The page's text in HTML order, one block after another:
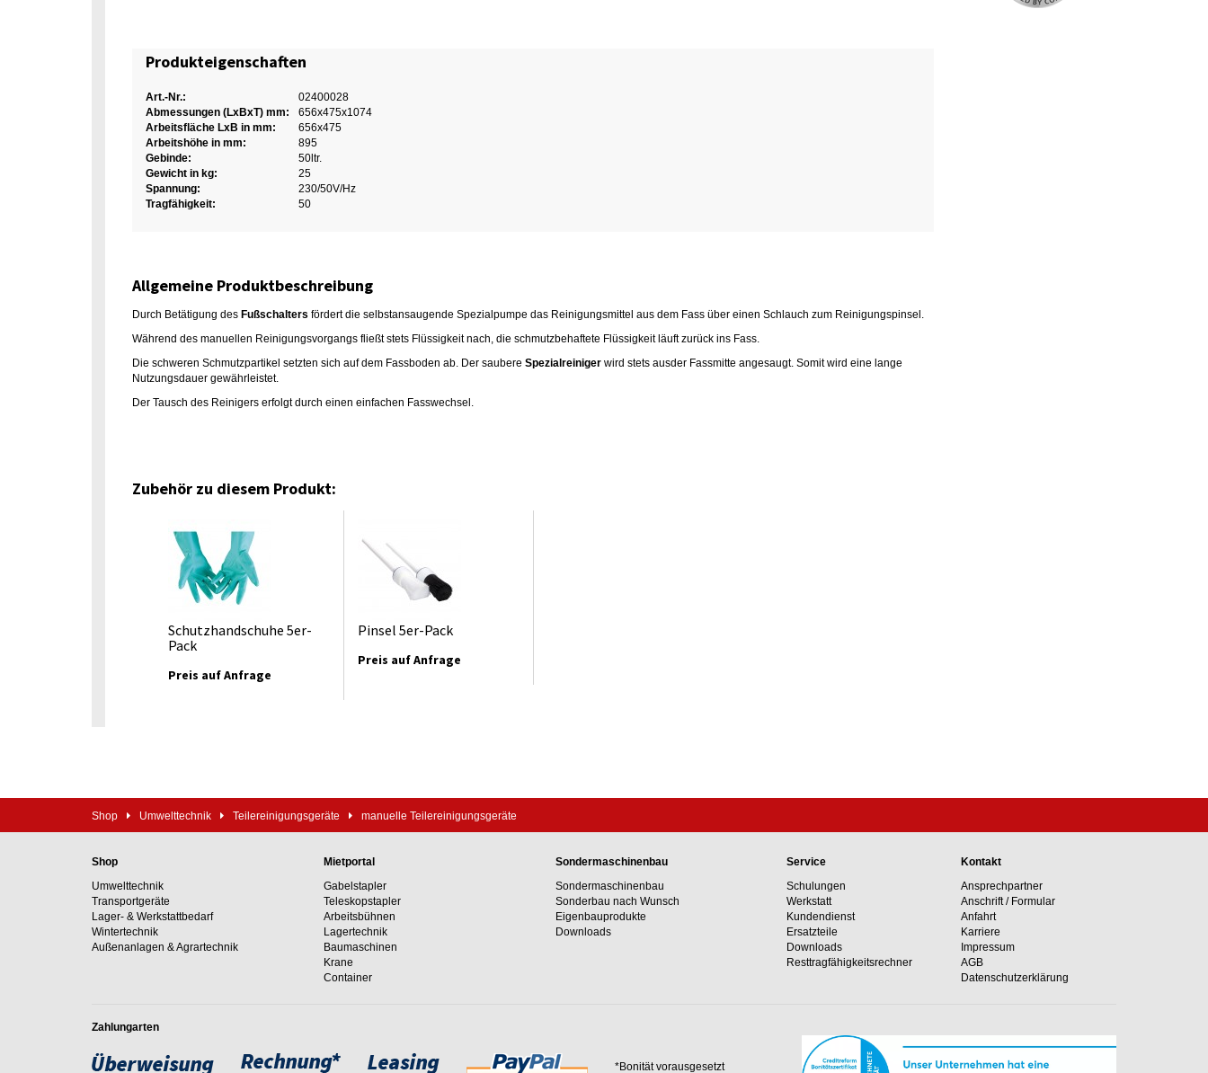
Produkteigenschaften
Art.-Nr.:
02400028
Abmessungen (LxBxT) mm:
656x475x1074
Arbeitsfläche LxB in mm:
656x475
Arbeitshöhe in mm:
895
Gebinde:
50ltr.
Gewicht in kg:
25
Spannung:
230/50V/Hz
Tragfähigkeit:
50
Allgemeine Produktbeschreibung
Durch Betätigung des Fußschalters fördert die selbstansaugende Spezialpumpe das Reinigungsmittel aus dem Fass über einen Schlauch zum Reinigungspinsel.
Während des manuellen Reinigungsvorgangs fließt stets Flüssigkeit nach, die schmutzbehaftete Flüssigkeit läuft zurück ins Fass.
Die schweren Schmutzpartikel setzten sich auf dem Fassboden ab. Der saubere Spezialreiniger wird stets ausder Fassmitte angesaugt. Somit wird eine lange
Nutzungsdauer gewährleistet.
Der Tausch des Reinigers erfolgt durch einen einfachen Fasswechsel.
Zubehör zu diesem Produkt:
Schutzhandschuhe 5er-
Pack
Preis auf Anfrage
Pinsel 5er-Pack
Preis auf Anfrage
Shop Umwelttechnik Teilereinigungsgeräte manuelle Teilereinigungsgeräte
Shop
Umwelttechnik
Transportgeräte
Lager- & Werkstattbedarf
Wintertechnik
Außenanlagen & Agrartechnik
Mietportal
Gabelstapler
Teleskopstapler
Arbeitsbühnen
Lagertechnik
Baumaschinen
Krane
Container
Sondermaschinenbau
Sondermaschinenbau
Sonderbau nach Wunsch
Eigenbauprodukte
Downloads
Service
Schulungen
Werkstatt
Kundendienst
Ersatzteile
Downloads
Resttragfähig­keits­rechner
Kontakt
Ansprechpartner
Anschrift / Formular
Anfahrt
Karriere
Impressum
AGB
Datenschutzerklärung
Zahlungarten
*Bonität vorausgesetzt